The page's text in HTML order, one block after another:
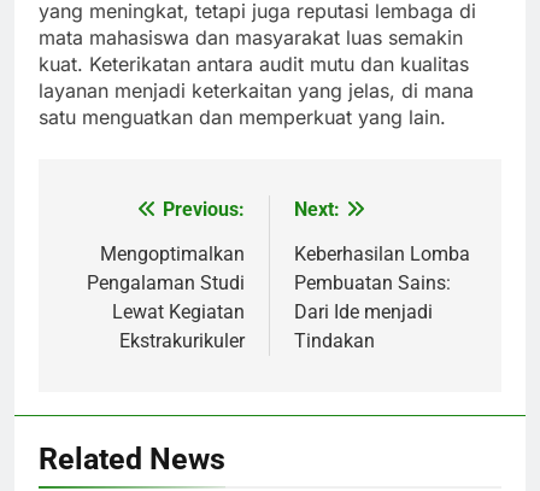
yang meningkat, tetapi juga reputasi lembaga di
mata mahasiswa dan masyarakat luas semakin
kuat. Keterikatan antara audit mutu dan kualitas
layanan menjadi keterkaitan yang jelas, di mana
satu menguatkan dan memperkuat yang lain.
navigation
Previous:
Mengoptimalkan
Pengalaman Studi
Lewat Kegiatan
Ekstrakurikuler
Next:
Keberhasilan Lomba
Pembuatan Sains:
Dari Ide menjadi
Tindakan
Related News